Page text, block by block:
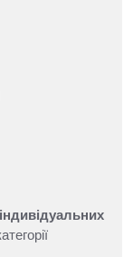
індивідуальних